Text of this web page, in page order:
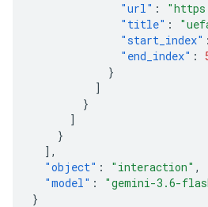
"url" :
"title" :
"start_index" :
"end_index" :
}
]
}
]
}
],
"object" : "interaction" ,
"model" : "gemini-3.6-
}